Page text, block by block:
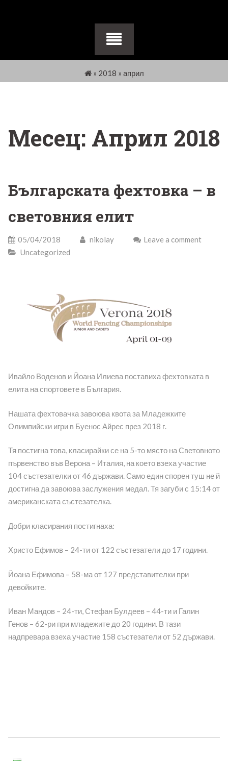
» 2018 » април
Месец: Април 2018
Българската фехтовка – в
световния елит
05/04/2018 nikolay
Leave a comment
Uncategorized
Ивайло Воденов и Йоана Илиева поставиха фехтовката в
елита на спортовете в България.
Нашата фехтовачка завоюва квота за Младежките
Олимпийски игри в Буенос Айрес през 2018 г.
Тя постигна това, класирайки се на 5-то място на Световното
първенство във Верона – Италия, на което взеха участие
104 състезателки от 46 държави. Само един спорен туш не й
достигна да завоюва заслужения медал. Тя загуби с 15:14 от
американската състезателка.
Добри класирания постигнаха:
Христо Ефимов – 24-ти от 122 състезатели до 17 години.
Йоана Ефимова – 58-ма от 127 представителки при
девойките.
Иван Мандов – 24-ти, Стефан Булдеев – 44-ти и Галин
Генов – 62-ри при младежите до 20 години. В тази
надпревара взеха участие 158 състезатели от 52 държави.